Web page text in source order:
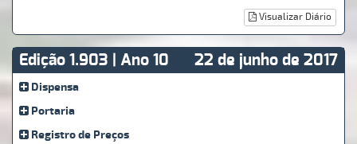
Visualizar Diário
Edição 1.903 | Ano 10 22 de junho de 2017
Dispensa
Portaria
Registro de Preços